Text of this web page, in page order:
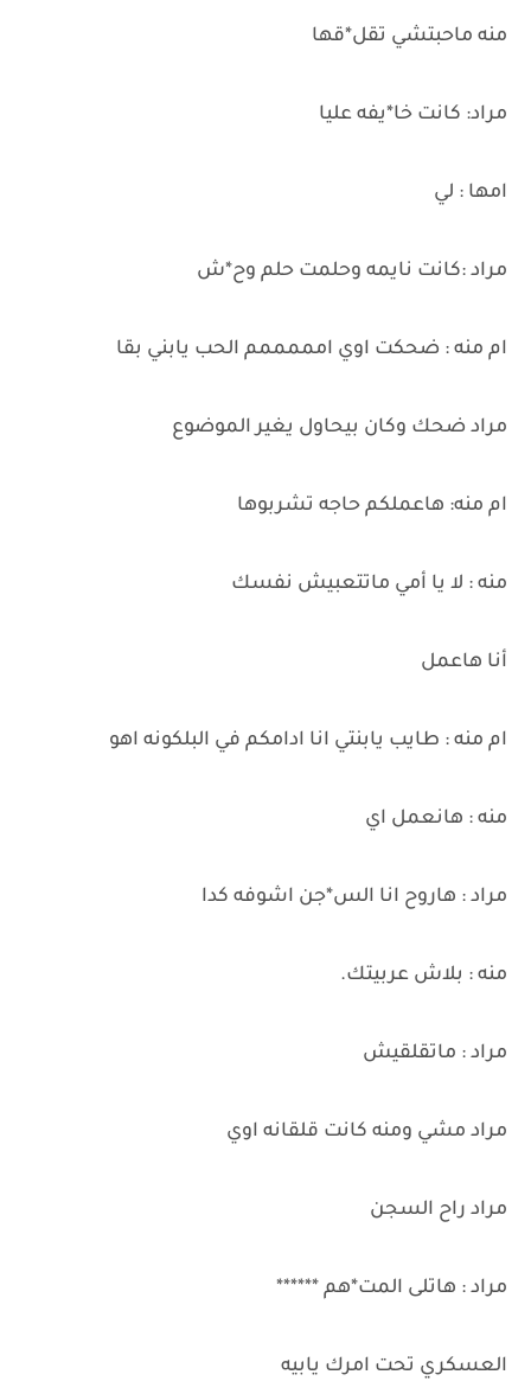
منه ماحبتشي تقل*قها
مراد: كانت خا*يفه عليا
امها : لي
مراد :كانت نايمه وحلمت حلم وح*ش
ام منه : ضحكت اوي امممممم الحب يابني بقا
مراد ضحك وكان بيحاول يغير الموضوع
ام منه: هاعملكم حاجه تشربوها
منه : لا يا أمي ماتتعبيش نفسك
أنا هاعمل
ام منه : طايب يابنتي انا ادامكم في البلكونه اهو
منه : هانعمل اي
مراد : هاروح انا الس*جن اشوفه كدا
منه : بلاش عربيتك.
مراد : ماتقلقيش
مراد مشي ومنه كانت قلقانه اوي
مراد راح السجن
مراد : هاتلى المت*هم ******
العسكري تحت امرك يابيه